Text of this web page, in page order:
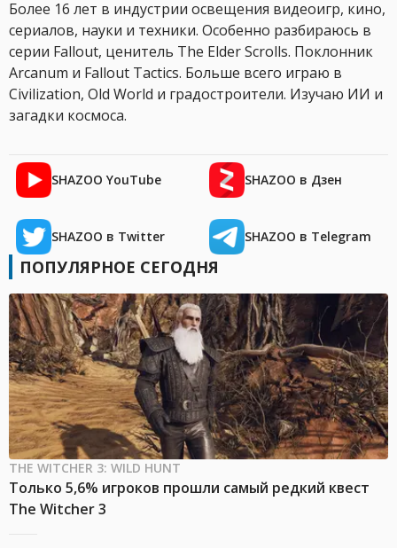
Более 16 лет в индустрии освещения видеоигр, кино,
сериалов, науки и техники. Особенно разбираюсь в
серии Fallout, ценитель The Elder Scrolls. Поклонник
Arcanum и Fallout Tactics. Больше всего играю в
Civilization, Old World и градостроители. Изучаю ИИ и
загадки космоса.
SHAZOO YouTube SHAZOO в Дзен
SHAZOO в Twitter SHAZOO в Telegram
ПОПУЛЯРНОЕ СЕГОДНЯ
THE WITCHER 3: WILD HUNT
Только 5,6% игроков прошли самый редкий квест
The Witcher 3